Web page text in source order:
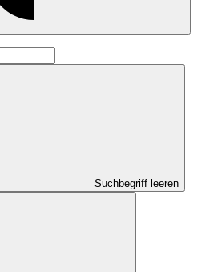
Suchbegriff leeren